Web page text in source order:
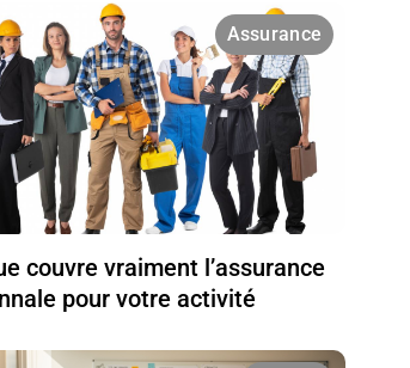
Assurance
couvre vraiment l’assurance
pour votre activité